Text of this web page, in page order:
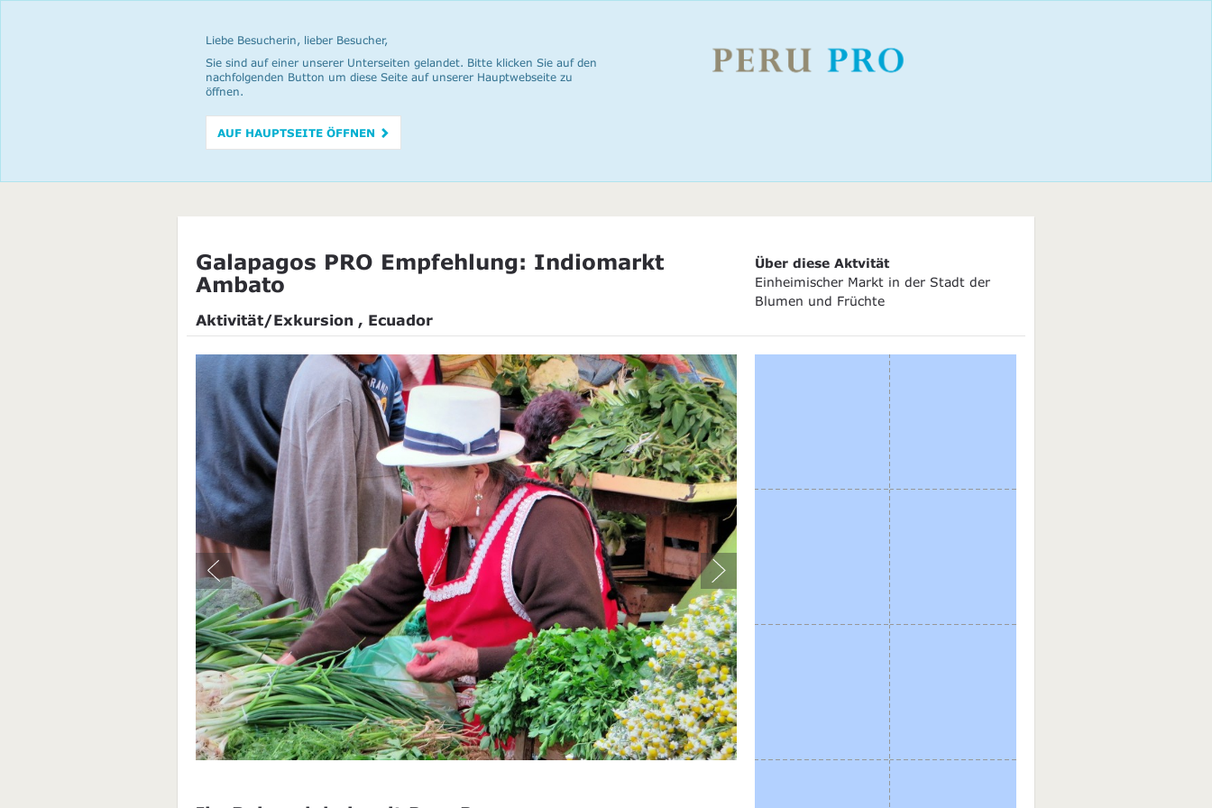
Liebe Besucherin, lieber Besucher,
Sie sind auf einer unserer Unterseiten gelandet. Bitte klicken Sie auf den
nachfolgenden Button um diese Seite auf unserer Hauptwebseite zu
öffnen.
AUF HAUPTSEITE ÖFFNEN
Galapagos PRO Empfehlung: Indiomarkt
Ambato
Aktivität/Exkursion , Ecuador
Über diese Aktvität
Einheimischer Markt in der Stadt der
Blumen und Früchte